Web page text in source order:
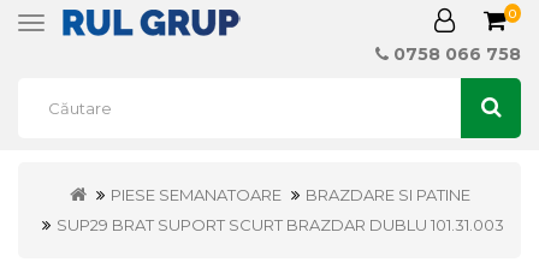
Toggle
0
0758 066 758
PIESE SEMANATOARE
BRAZDARE SI PATINE
SUP29 BRAT SUPORT SCURT BRAZDAR DUBLU 101.31.003